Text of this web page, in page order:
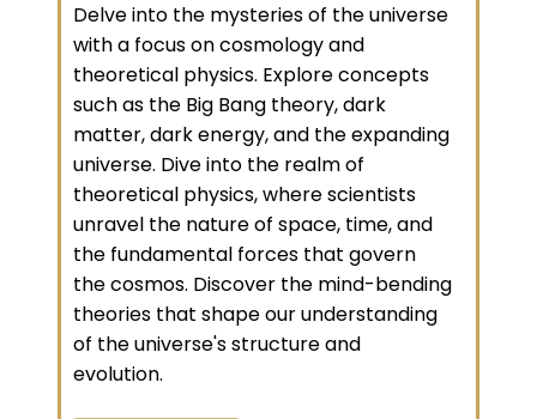
Delve into the mysteries of the universe
with a focus on cosmology and
theoretical physics. Explore concepts
such as the Big Bang theory, dark
matter, dark energy, and the expanding
universe. Dive into the realm of
theoretical physics, where scientists
unravel the nature of space, time, and
the fundamental forces that govern
the cosmos. Discover the mind-bending
theories that shape our understanding
of the universe's structure and
evolution.